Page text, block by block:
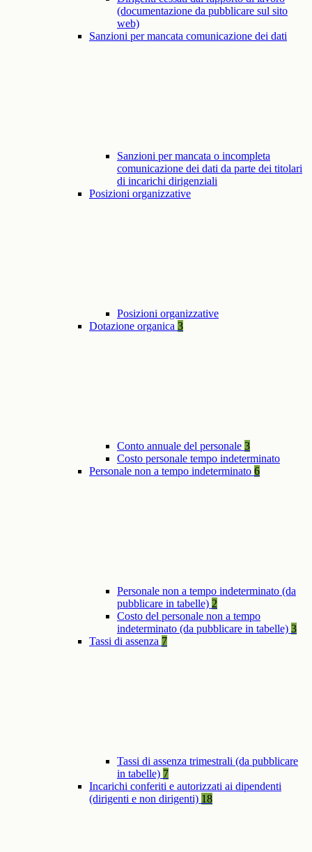
(documentazione da pubblicare sul sito
web)
Sanzioni per mancata comunicazione dei dati
Sanzioni per mancata o incompleta
comunicazione dei dati da parte dei titolari
di incarichi dirigenziali
Posizioni organizzative
Posizioni organizzative
Dotazione organica 3
Conto annuale del personale 3
Costo personale tempo indeterminato
Personale non a tempo indeterminato 6
Personale non a tempo indeterminato (da
pubblicare in tabelle) 2
Costo del personale non a tempo
indeterminato (da pubblicare in tabelle) 3
Tassi di assenza 7
Tassi di assenza trimestrali (da pubblicare
in tabelle) 7
Incarichi conferiti e autorizzati ai dipendenti
(dirigenti e non dirigenti) 18